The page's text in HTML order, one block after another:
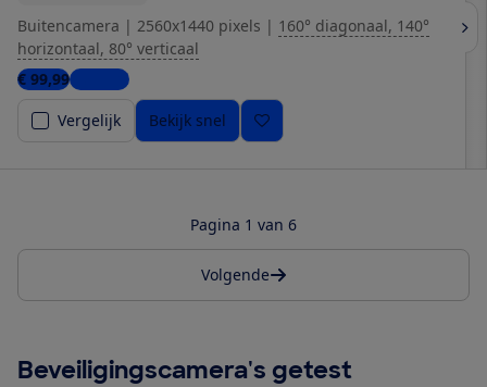
Buitencamera | 2560x1440 pixels | 160° diagonaal, 140°
horizontaal, 80° verticaal
€ 99,991 winkel
Vergelijk
Bekijk snel
Pagina 1 van 6
Volgende
Beveiligingscamera's getest